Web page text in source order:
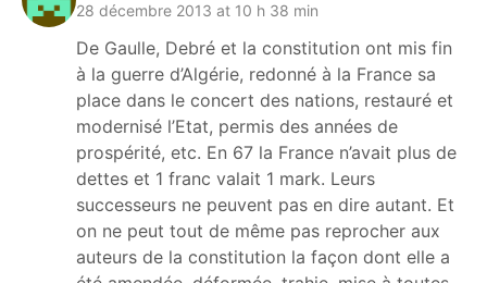
28 décembre 2013 at 10 h 38 min
De Gaulle, Debré et la constitution ont mis fin
à la guerre d’Algérie, redonné à la France sa
place dans le concert des nations, restauré et
modernisé l’Etat, permis des années de
prospérité, etc. En 67 la France n’avait plus de
dettes et 1 franc valait 1 mark. Leurs
successeurs ne peuvent pas en dire autant. Et
on ne peut tout de même pas reprocher aux
auteurs de la constitution la façon dont elle a